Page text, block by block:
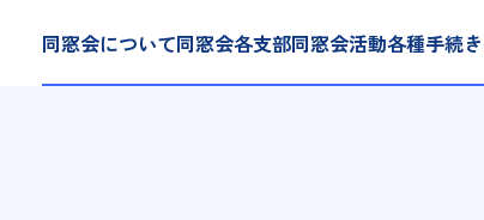
同窓会について同窓会各支部同窓会活動各種手続き